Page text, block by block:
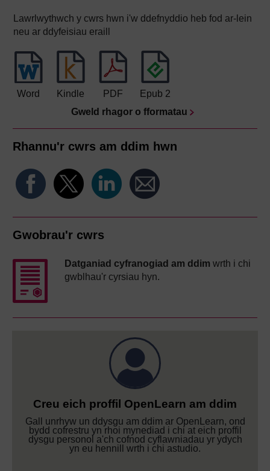
Lawrlwythwch y cwrs hwn i'w ddefnyddio heb fod ar-lein
neu ar ddyfeisiau eraill
Word Kindle PDF
Epub 2
Gweld rhagor o fformatau
Rhannu'r cwrs am ddim hwn
Gwobrau'r cwrs
Datganiad cyfranogiad am ddim wrth i chi
gwblhau'r cyrsiau hyn.
Creu eich proffil OpenLearn am ddim
Gall unrhyw un ddysgu am ddim ar OpenLearn, ond
bydd cofrestru yn rhoi mynediad i chi at eich proffil
dysgu personol a'ch cofnod cyflawniadau yr ydych
yn eu hennill wrth i chi astudio.